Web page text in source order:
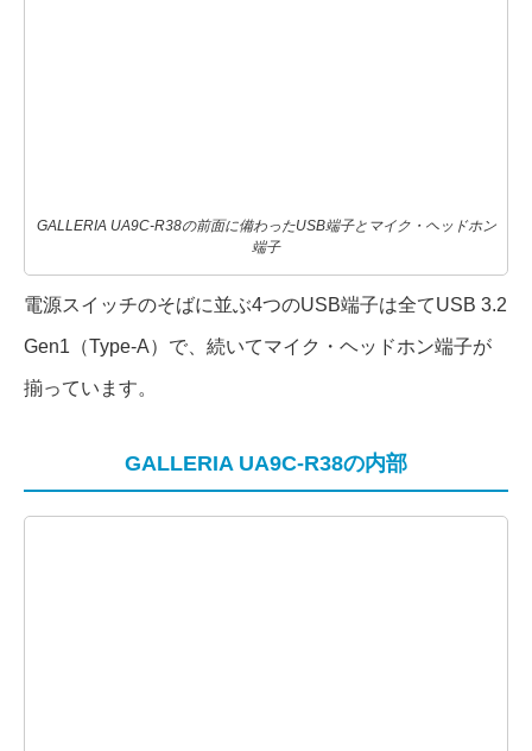
GALLERIA UA9C-R38の前面に備わったUSB端子とマイク・ヘッドホン
端子
電源スイッチのそばに並ぶ4つのUSB端子は全てUSB 3.2
Gen1（Type-A）で、続いてマイク・ヘッドホン端子が
揃っています。
GALLERIA UA9C-R38の内部